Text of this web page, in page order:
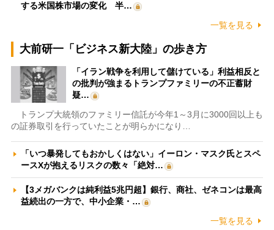
する米国株市場の変化 半…
一覧を見る
大前研一「ビジネス新大陸」の歩き方
「イラン戦争を利用して儲けている」利益相反と
の批判が強まるトランプファミリーの不正蓄財
疑…
トランプ大統領のファミリー信託が今年1～3月に3000回以上も
の証券取引を行っていたことが明らかになり…
「いつ暴発してもおかしくはない」イーロン・マスク氏とスペ
ースXが抱えるリスクの数々「絶対…
【3メガバンクは純利益5兆円超】銀行、商社、ゼネコンは最高
益続出の一方で、中小企業・…
一覧を見る